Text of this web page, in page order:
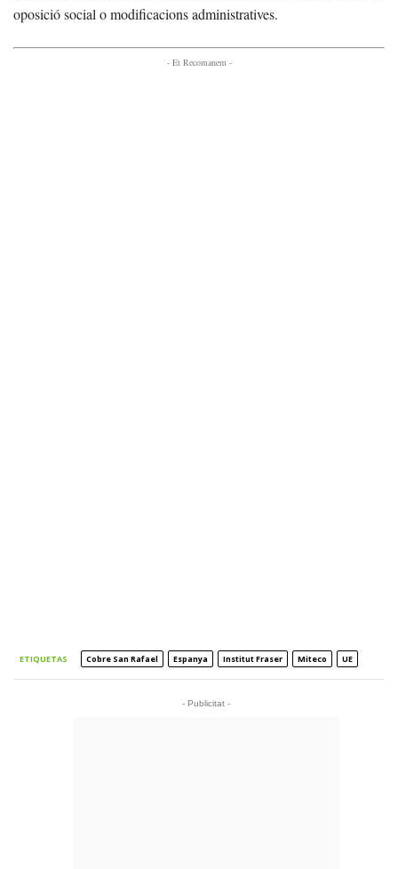
oposició social o modificacions administratives.
- Et Recomanem -
ETIQUETAS Cobre San Rafael Espanya Institut Fraser Miteco UE
- Publicitat -